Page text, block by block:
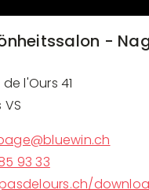
-
l'Ours 41
93 33